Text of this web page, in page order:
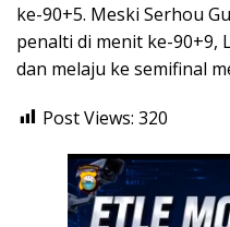
ke-90+5. Meski Serhou
penalti di menit ke-90+9,
dan melaju ke semifinal
Post Views: 320